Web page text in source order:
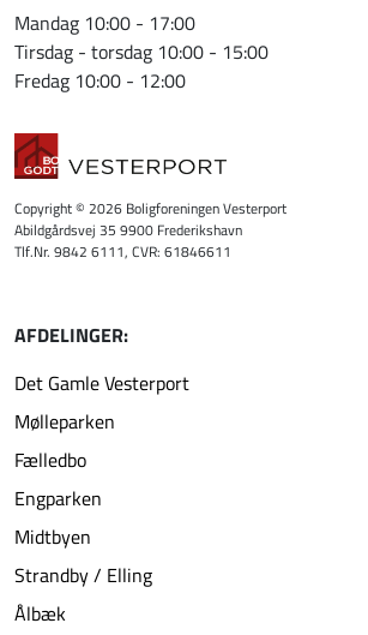
Mandag 10:00 - 17:00
Tirsdag - torsdag 10:00 - 15:00
Fredag 10:00 - 12:00
Copyright © 2026 Boligforeningen Vesterport
Abildgårdsvej 35 9900 Frederikshavn
Tlf.Nr. 9842 6111, CVR: 61846611
AFDELINGER:
Det Gamle Vesterport
Mølleparken
Fælledbo
Engparken
Midtbyen
Strandby / Elling
Ålbæk